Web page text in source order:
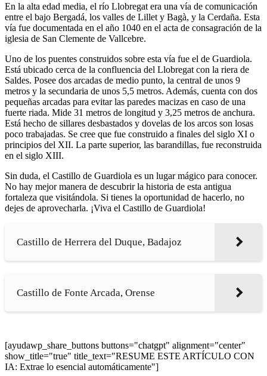
En la alta edad media, el río Llobregat era una vía de comunicación
entre el bajo Bergadá, los valles de Lillet y Bagà, y la Cerdaña. Esta
vía fue documentada en el año 1040 en el acta de consagración de la
iglesia de San Clemente de Vallcebre.
Uno de los puentes construidos sobre esta vía fue el de Guardiola.
Está ubicado cerca de la confluencia del Llobregat con la riera de
Saldes. Posee dos arcadas de medio punto, la central de unos 9
metros y la secundaria de unos 5,5 metros. Además, cuenta con dos
pequeñas arcadas para evitar las paredes macizas en caso de una
fuerte riada. Mide 31 metros de longitud y 3,25 metros de anchura.
Está hecho de sillares desbastados y dovelas de los arcos son losas
poco trabajadas. Se cree que fue construido a finales del siglo XI o
principios del XII. La parte superior, las barandillas, fue reconstruida
en el siglo XIII.
Sin duda, el Castillo de Guardiola es un lugar mágico para conocer.
No hay mejor manera de descubrir la historia de esta antigua
fortaleza que visitándola. Si tienes la oportunidad de hacerlo, no
dejes de aprovecharla. ¡Viva el Castillo de Guardiola!
Castillo de Herrera del Duque, Badajoz
Castillo de Fonte Arcada, Orense
[ayudawp_share_buttons buttons="chatgpt" alignment="center"
show_title="true" title_text="RESUME ESTE ARTÍCULO CON
IA: Extrae lo esencial automáticamente"]